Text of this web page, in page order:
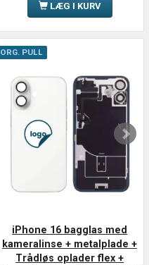
LÆG I KURV
ORG. PULL
iPhone 16 bagglas med
kameralinse + metalplade +
Trådløs oplader flex +